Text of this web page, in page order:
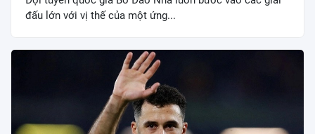
đấu lớn với vị thế của một ứng...